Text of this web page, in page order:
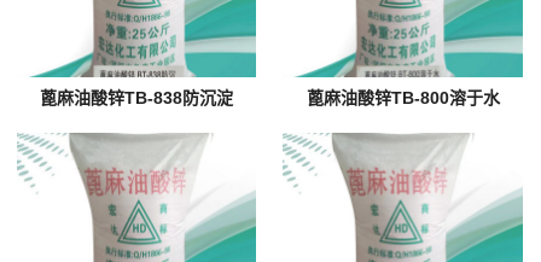
蓖麻油酸锌TB-838防沉淀 蓖麻油酸锌TB-800溶于水